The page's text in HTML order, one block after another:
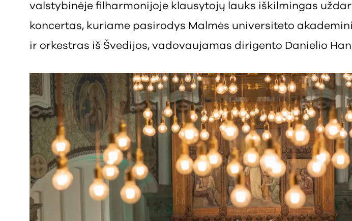
valstybinėje filharmonijoje klausytojų lauks iškilmingas
koncertas, kuriame pasirodys Malmės universiteto
ir orkestras iš Švedijos, vadovaujamas dirigento Danielio